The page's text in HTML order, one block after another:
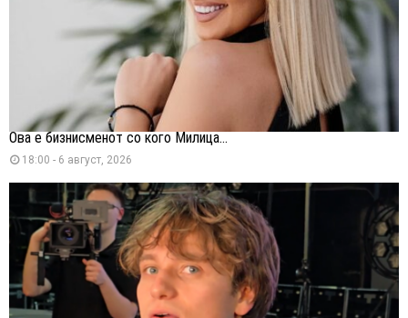
Ова е бизнисменот со кого Милица...
18:00 - 6 август, 2026